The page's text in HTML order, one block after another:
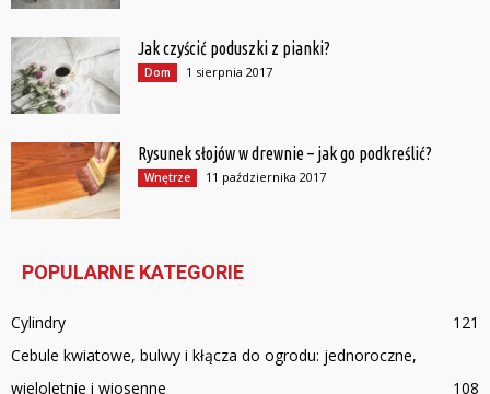
Jak czyścić poduszki z pianki?
Dom 1 sierpnia 2017
Rysunek słojów w drewnie – jak go podkreślić?
Wnętrze 11 października 2017
POPULARNE KATEGORIE
Cylindry
121
Cebule kwiatowe, bulwy i kłącza do ogrodu: jednoroczne,
wieloletnie i wiosenne
108